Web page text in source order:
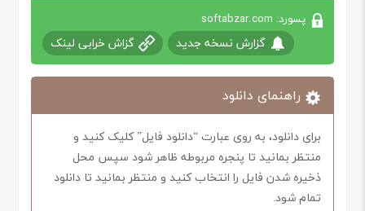
پسورد: softabzar.com
گزارش نسخه جدید گزاش خرابی لینک
راهنمای دانلود
برای دانلود، به روی عبارت “دانلود فایل” کلیک کنید و
منتظر بمانید تا پنجره مربوطه ظاهر شود سپس محل
ذخیره شدن فایل را انتخاب کنید و منتظر بمانید تا دانلود
تمام شود.